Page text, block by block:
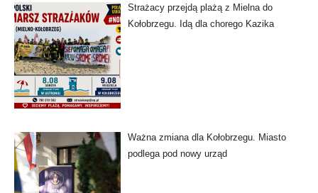
Strażacy przejdą plażą z Mielna do
Kołobrzegu. Idą dla chorego Kazika
Ważna zmiana dla Kołobrzegu. Miasto
podlega pod nowy urząd